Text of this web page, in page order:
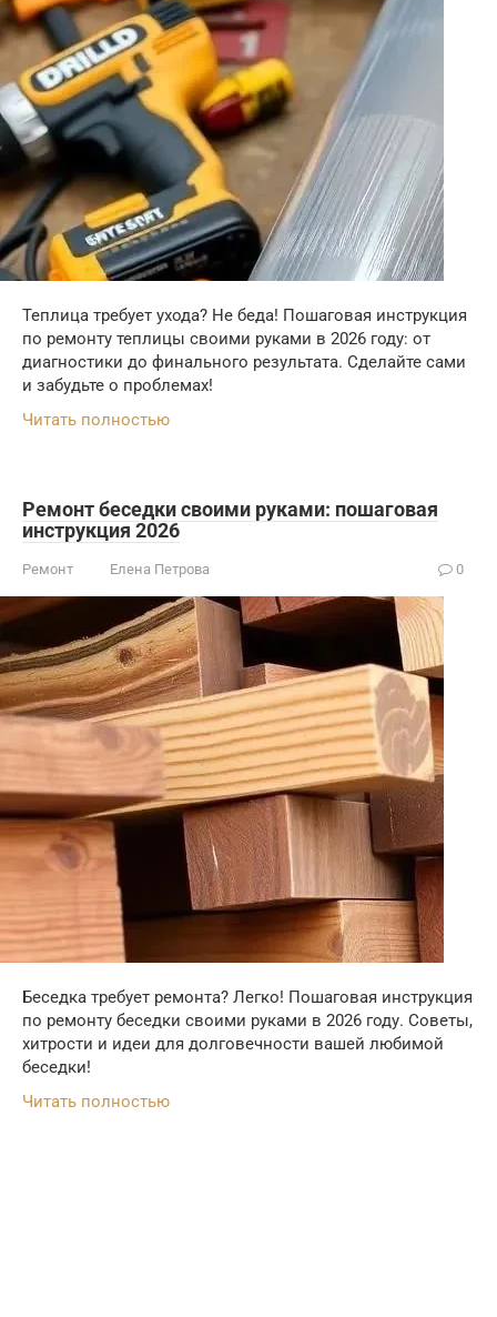
Теплица требует ухода? Не беда! Пошаговая инструкция
по ремонту теплицы своими руками в 2026 году: от
диагностики до финального результата. Сделайте сами
и забудьте о проблемах!
Читать полностью
Ремонт беседки своими руками: пошаговая
инструкция 2026
Ремонт Елена Петрова 0
Беседка требует ремонта? Легко! Пошаговая инструкция
по ремонту беседки своими руками в 2026 году. Советы,
хитрости и идеи для долговечности вашей любимой
беседки!
Читать полностью